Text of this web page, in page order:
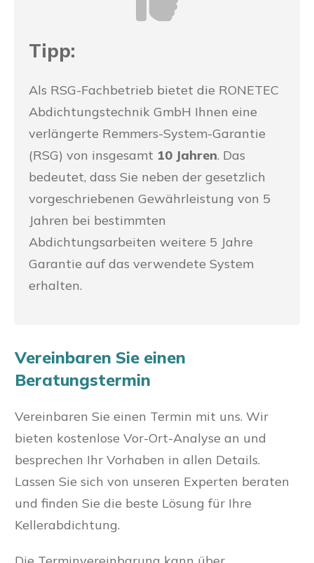
Tipp:
Als RSG-Fachbetrieb bietet die RONETEC
Abdichtungstechnik GmbH Ihnen eine
verlängerte Remmers-System-Garantie
(RSG) von insgesamt 10 Jahren. Das
bedeutet, dass Sie neben der gesetzlich
vorgeschriebenen Gewährleistung von 5
Jahren bei bestimmten
Abdichtungsarbeiten weitere 5 Jahre
Garantie auf das verwendete System
erhalten.
Vereinbaren Sie einen
Beratungstermin
Vereinbaren Sie einen Termin mit uns. Wir
bieten kostenlose Vor-Ort-Analyse an und
besprechen Ihr Vorhaben in allen Details.
Lassen Sie sich von unseren Experten beraten
und finden Sie die beste Lösung für Ihre
Kellerabdichtung.